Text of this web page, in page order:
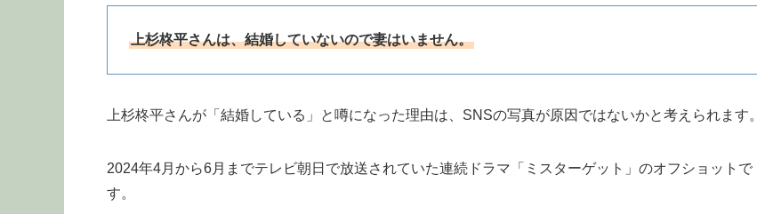
上杉柊平さんは、結婚していないので妻はいません。
上杉柊平さんが「結婚している」と噂になった理由は、SNSの写真が原因ではないかと考えられます。
2024年4月から6月までテレビ朝日で放送されていた連続ドラマ「ミスターゲット」のオフショットで
す。